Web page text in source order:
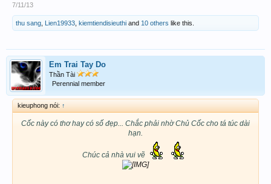
7/11/13
thu sang Lien19933 kiemtiendisieuthi and 10 others like this.
Em Trai Tay Do
Thần Tài
Perennial member
kieuphong nói: ↑
Cốc này có thơ hay có số đẹp... Chắc phải nhờ Chủ Cốc cho tá túc dài
hạn.
Chúc cả nhà vui vẽ